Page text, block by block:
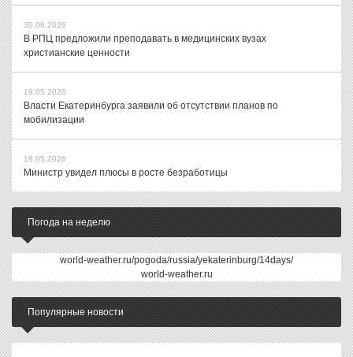
30.06.2026
В РПЦ предложили преподавать в медицинских вузах
христианские ценности
19.05.2026
Власти Екатеринбурга заявили об отсутствии планов по
мобилизации
18.05.2026
Министр увидел плюсы в росте безработицы
Погода на неделю
world-weather.ru/pogoda/russia/yekaterinburg/14days/
world-weather.ru
Популярные новости